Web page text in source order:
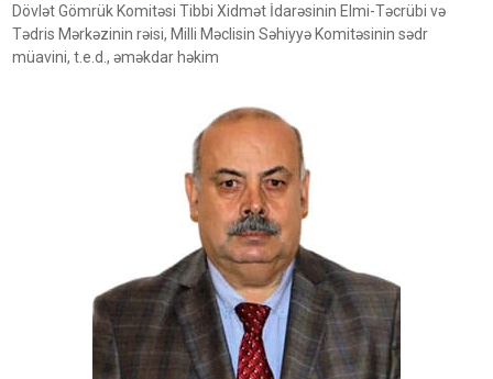
Dövlət Gömrük Komitəsi Tibbi Xidmət İdarəsinin Elmi-Təcrübi və
Tədris Mərkəzinin rəisi, Milli Məclisin Səhiyyə Komitəsinin sədr
müavini, t.e.d., əməkdar həkim